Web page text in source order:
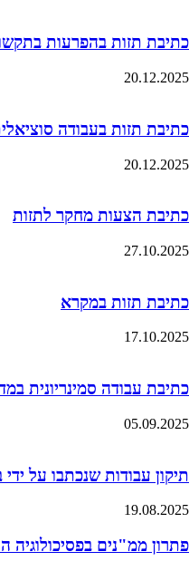
כתיבת תזות בהפרעות
20.12.2025
כתיבת תזות בעבודה
20.12.2025
כתיבת הצעות מחקר לתזות
27.10.2025
כתיבת תזות במקרא
17.10.2025
כתיבת עבודה סמינריונית
05.09.2025
תיקון עבודות שנכתבו על
19.08.2025
פתרון ממ"נים